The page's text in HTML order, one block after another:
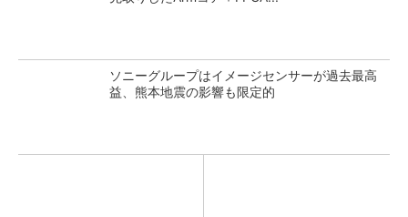
ソニーグループはイメージセンサーが過去最高
益、熊本地震の影響も限定的